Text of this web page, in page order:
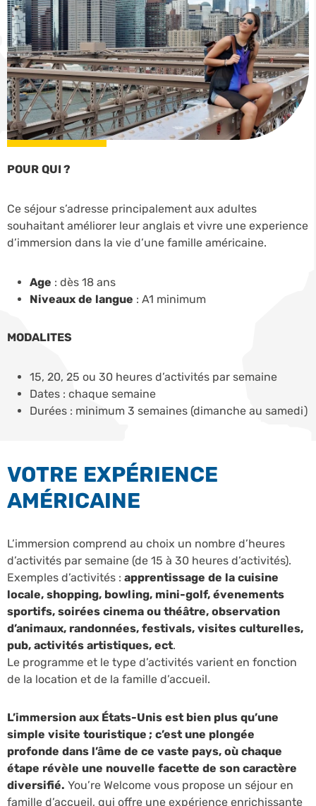
POUR QUI ?
Ce séjour s’adresse principalement aux adultes
souhaitant améliorer leur anglais et vivre une experience
d’immersion dans la vie d’une famille américaine.
Age : dès 18 ans
Niveaux de langue : A1 minimum
MODALITES
15, 20, 25 ou 30 heures d’activités par semaine
Dates : chaque semaine
Durées : minimum 3 semaines (dimanche au samedi)
VOTRE EXPÉRIENCE
AMÉRICAINE
L’immersion comprend au choix un nombre d’heures
d’activités par semaine (de 15 à 30 heures d’activités).
Exemples d’activités : apprentissage de la cuisine
locale, shopping, bowling, mini-golf, évenements
sportifs, soirées cinema ou théâtre, observation
d’animaux, randonnées, festivals, visites culturelles,
pub, activités artistiques, ect.
Le programme et le type d’activités varient en fonction
de la location et de la famille d’accueil.
L’immersion aux États-Unis est bien plus qu’une
simple visite touristique ; c’est une plongée
profonde dans l’âme de ce vaste pays, où chaque
étape révèle une nouvelle facette de son caractère
diversifié. You’re Welcome vous propose un séjour en
famille d’accueil, qui offre une expérience enrichissante